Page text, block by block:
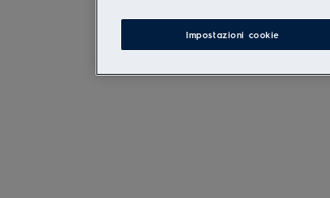
Impostazioni cookie